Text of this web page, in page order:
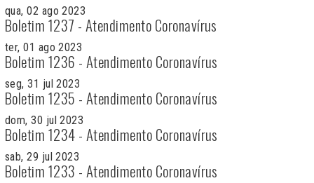
qua, 02 ago 2023
Boletim 1237 - Atendimento Coronavírus
ter, 01 ago 2023
Boletim 1236 - Atendimento Coronavírus
seg, 31 jul 2023
Boletim 1235 - Atendimento Coronavírus
dom, 30 jul 2023
Boletim 1234 - Atendimento Coronavírus
sab, 29 jul 2023
Boletim 1233 - Atendimento Coronavírus